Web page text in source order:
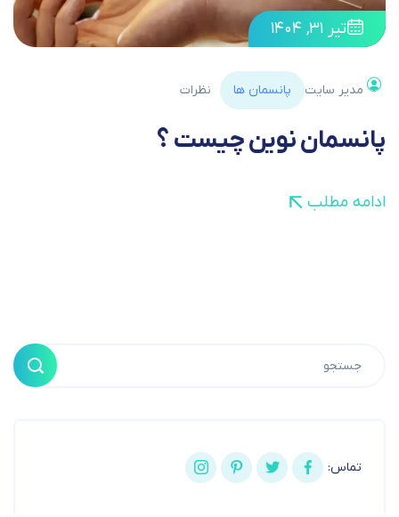
تیر ۳۱, ۱۴۰۴
مدیر سایت پانسمان ها نظرات
پانسمان نوین چیست ؟
ادامه مطلب
تماس: